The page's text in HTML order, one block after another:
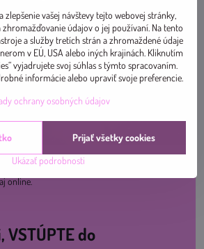
za zdravím a skvelou kondíciou. Spolu sa nám
online.
VSTÚPTE do
zlepšenie vašej návštevy tejto webovej stránky,
údajov o jej používaní. Na tento
a služby tretích strán a zhromaždené údaje
v EÚ, USA alebo iných krajinách. Kliknutím
vyjadrujete svoj súhlas s týmto spracovaním.
informácie alebo upraviť svoje preferencie.
ochrany osobných údajov
Ukázať podrobnosti
Prijať všetky cookies